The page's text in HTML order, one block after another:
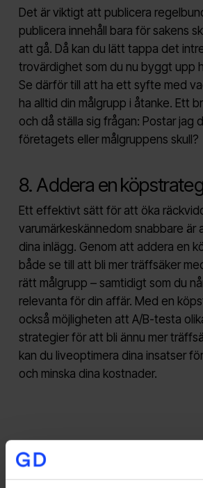
Det är viktigt att publicera
publicera innehåll bara för sakens
att gå. Då kan du lätt tappa det
trovärdighet som du nu byggt upp
Se därför till att ha ett syfte med
ha alltid din målgrupp i åtanke. Ett
och då ställa sig frågan: Postar jag
företagets eller målgruppens skull?
8. Addera en
Ett effektivt sätt för att öka
varumärkeskännedom snabbare är
dina inlägg. Genom att addera en
både se till att bli mer träffsäker
rätt målgrupp – samtidigt som du
relevanta för din affär. Med en
också möjligheten att A/B-testa
strategier för att bli ännu mer
kan du liveoptimera dina insatser
och minska dina kostnader.